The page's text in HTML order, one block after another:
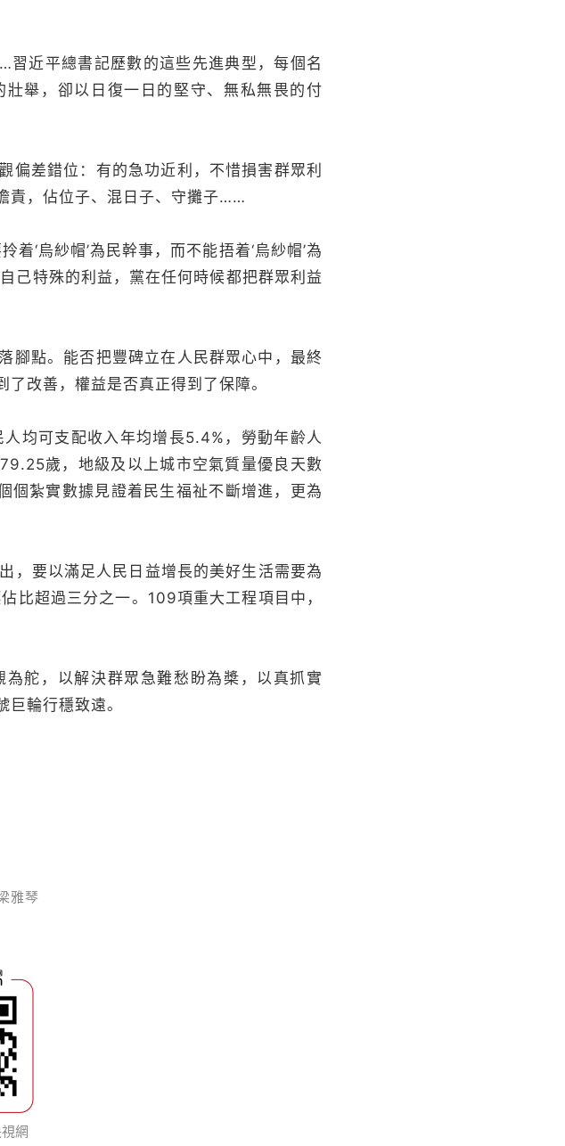
近平總書記歷數的這些先進典型，每個名
舉，卻以日復一日的堅守、無私無畏的付
偏差錯位：有的急功近利，不惜損害群眾利
責，佔位子、混日子、守攤子……
‘烏紗帽’為民幹事，而不能捂着‘烏紗帽’為
己特殊的利益，黨在任何時候都把群眾利益
腳點。能否把豐碑立在人民群眾心中，最終
改善，權益是否真正得到了保障。
均可支配收入年均增長5.4%，勞動年齡人
歲，地級及以上城市空氣質量優良天數
紮實數據見證着民生福祉不斷增進，更為
，要以滿足人民日益增長的美好生活需要為
比超過三分之一。109項重大工程項目中，
舵，以解決群眾急難愁盼為槳，以真抓實
輪行穩致遠。
雅琴
網